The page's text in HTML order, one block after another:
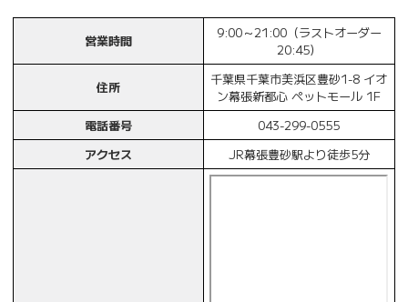
営業時間
9:00～21:00（ラストオーダー
20:45）
住所
千葉県千葉市美浜区豊砂1-8 イオ
ン幕張新都心 ペットモール 1F
電話番号
043-299-0555
アクセス
JR幕張豊砂駅より徒歩5分